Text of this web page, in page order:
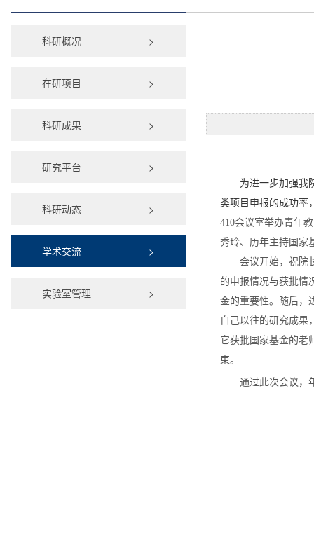
科研概况 >
在研项目 >
科研成果 >
研究平台 >
科研动态 >
学术交流 >
实验室管理 >
为进一步加强我
类项目申报的成功率
410会议室举办青年
秀玲、历年主持国家
会议开始，祝院
的申报情况与获批情
金的重要性。随后，
自己以往的研究成果
它获批国家基金的老
束。
通过此次会议，